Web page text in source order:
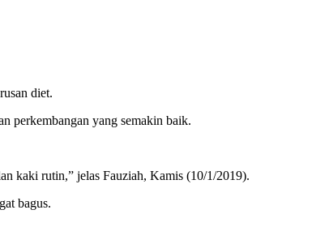
diet.
perkembangan yang semakin baik.
kaki rutin,” jelas Fauziah, Kamis (10/1/2019).
bagus.